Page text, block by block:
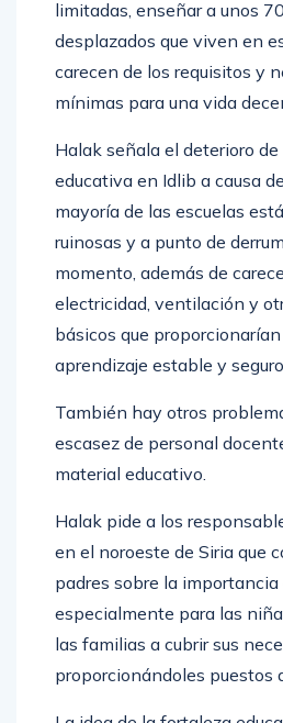
limitadas, enseñar a unos
desplazados que viven en
carecen de los requisitos y
mínimas para una vida
Halak señala el deterioro
educativa en Idlib a causa
mayoría de las escuelas
ruinosas y a punto de
momento, además de
electricidad, ventilación y
básicos que
aprendizaje estable y
También hay otros
escasez de personal
material educativo.
Halak pide a los
en el noroeste de Siria que
padres sobre la importancia
especialmente para las
las familias a cubrir sus
proporcionándoles puestos